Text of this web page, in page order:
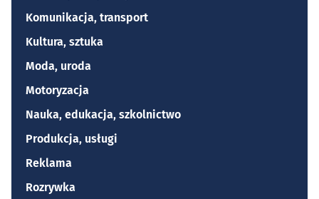
Komunikacja, transport
Kultura, sztuka
Moda, uroda
Motoryzacja
Nauka, edukacja, szkolnictwo
Produkcja, usługi
Reklama
Rozrywka